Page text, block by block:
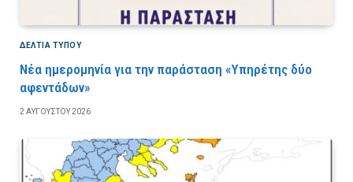
ΔΕΛΤΙΑ ΤΥΠΟΥ
Νέα ημερομηνία για την παράσταση «Υπηρέτης δύο
αφεντάδων»
2 ΑΥΓΟΎΣΤΟΥ 2026